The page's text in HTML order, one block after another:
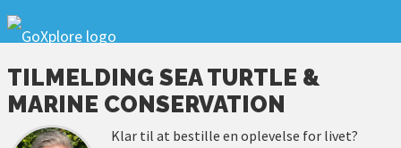
TILMELDING SEA TURTLE &
MARINE CONSERVATION
Klar til at bestille en oplevelse for livet?